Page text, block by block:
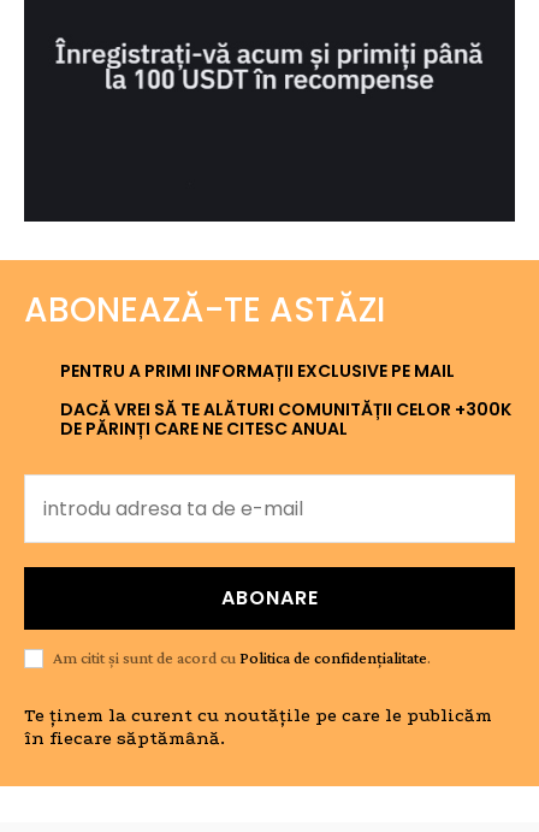
ABONEAZĂ-TE ASTĂZI
PENTRU A PRIMI INFORMAȚII EXCLUSIVE PE MAIL
DACĂ VREI SĂ TE ALĂTURI COMUNITĂȚII CELOR +300K
DE PĂRINȚI CARE NE CITESC ANUAL
ABONARE
Am citit și sunt de acord cu Politica de confidențialitate.
Te ținem la curent cu noutățile pe care le publicăm
în fiecare săptămână.